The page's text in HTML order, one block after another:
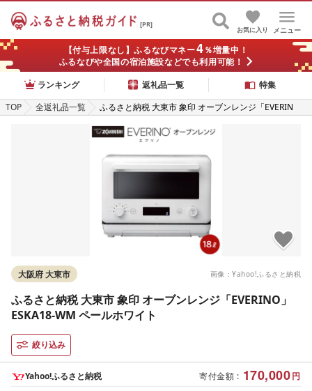
[PR]
メニュー
お気に入り
【付与上限なし】ふるなびマネー4％増量中！
ふるなびや全国の宿泊施設などでも利用可能！
ランキング
返礼品一覧
特集
TOP
全返礼品一覧
ふるさと納税 大東市 象印 オーブンレンジ「EVERIN
画像：Yahoo!ふるさと納税
大阪府 大東市
ふるさと納税 大東市 象印 オーブンレンジ「EVERINO」
ESKA18-WM ペールホワイト
絞り込み
寄付金額 : 170,000円
Yahoo!ふるさと納税